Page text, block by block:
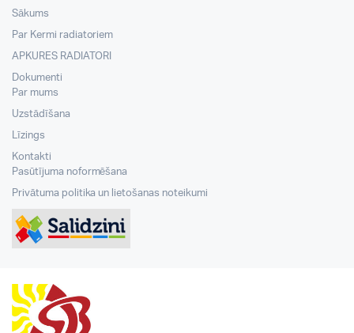
Sākums
Par Kermi radiatoriem
APKURES RADIATORI
Dokumenti
Par mums
Uzstādīšana
Līzings
Kontakti
Pasūtījuma noformēšana
Privātuma politika un lietošanas noteikumi